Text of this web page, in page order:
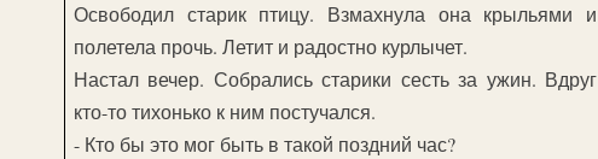
Освободил старик птицу. Взмахнула она крыльями и
полетела прочь. Летит и радостно курлычет.
Настал вечер. Собрались старики сесть за ужин. Вдруг
кто-то тихонько к ним постучался.
- Кто бы это мог быть в такой поздний час?